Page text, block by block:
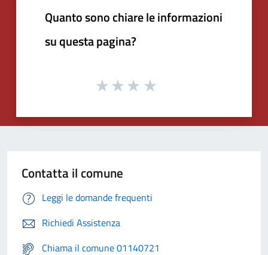
Quanto sono chiare le informazioni
su questa pagina?
Contatta il comune
Leggi le domande frequenti
Richiedi Assistenza
Chiama il comune 01140721